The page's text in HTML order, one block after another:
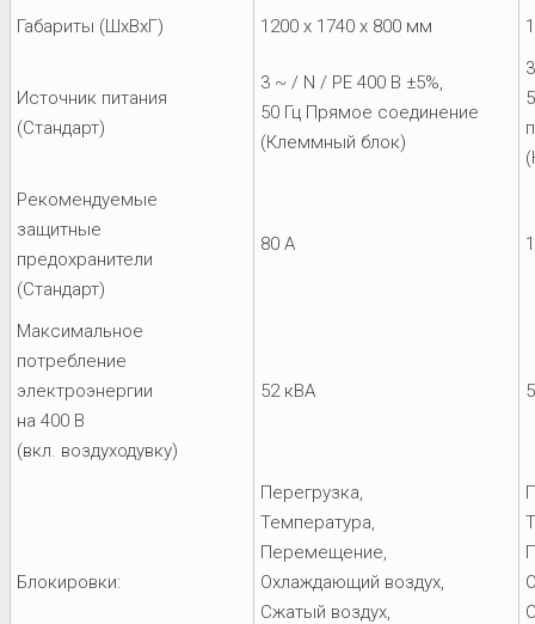
Габариты (ШхВхГ)
1200 x 1740 x 800 мм
Источник питания
(Стандарт)
3 ~ / N / PE 400 В ±5%,
50 Гц Прямое соединение
(Клеммный блок)
Рекомендуемые
защитные
предохранители
(Стандарт)
80 A
Максимальное
потребление
электроэнергии
на 400 В
(вкл. воздуходувку)
52 кВА
Блокировки:
Перегрузка,
Температура,
Перемещение,
Охлаждающий воздух,
Сжатый воздух,